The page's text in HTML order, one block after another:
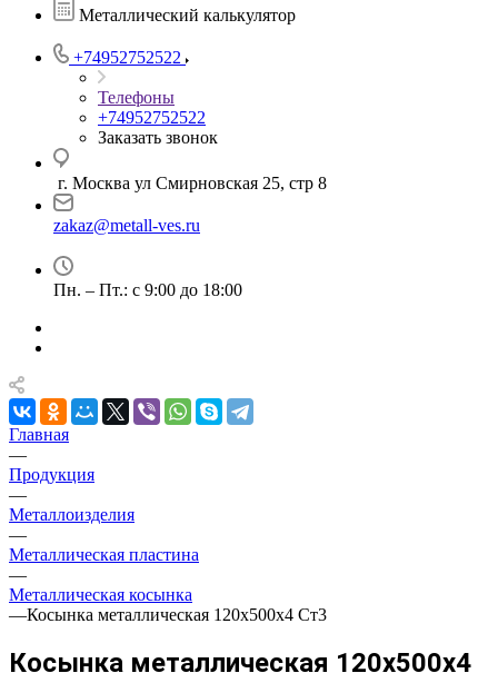
Металлический калькулятор
+74952752522
Телефоны
+74952752522
Заказать звонок
г. Москва ул Смирновская 25, стр 8
zakaz@metall-ves.ru
Пн. – Пт.: с 9:00 до 18:00
Главная
—
Продукция
—
Металлоизделия
—
Металлическая пластина
—
Металлическая косынка
—Косынка металлическая 120х500х4 Ст3
Косынка металлическая 120х500х4